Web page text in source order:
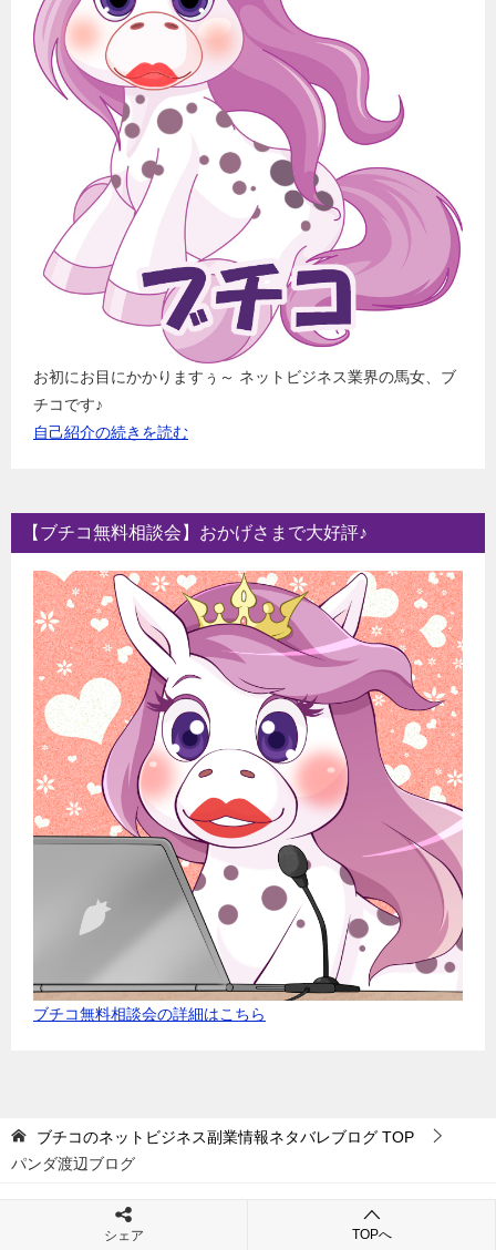
お初にお目にかかりますぅ～ ネットビジネス業界の馬女、ブ
チコです♪
自己紹介の続きを読む
【ブチコ無料相談会】おかげさまで大好評♪
ブチコ無料相談会の詳細はこちら
ブチコのネットビジネス副業情報ネタバレブログ TOP
パンダ渡辺ブログ
シェア TOPへ